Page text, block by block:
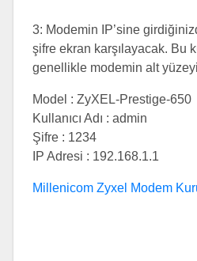
3: Modemin IP’sine
şifre ekran karşılayacak. Bu
genellikle modemin alt
Model : ZyXEL-Prestige-650
Kullanıcı Adı : admin
Şifre : 1234
IP Adresi : 192.168.1.1
Millenicom Zyxel Modem